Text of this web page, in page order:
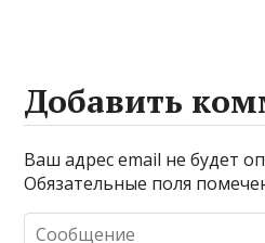
Добавить
Ваш адрес email не будет
Обязательные поля